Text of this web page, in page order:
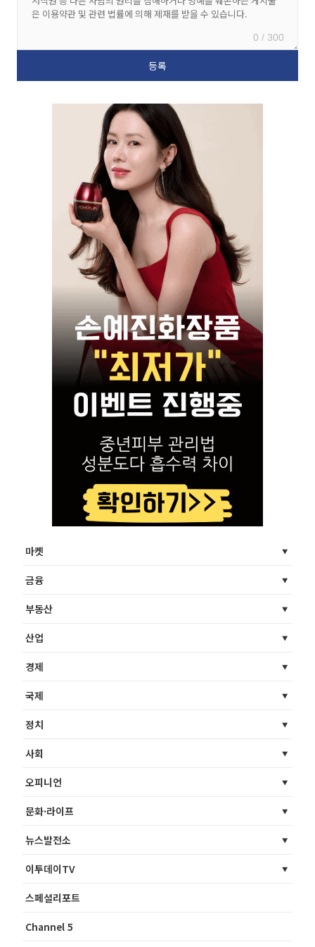
0 / 300
마켓
금융
부동산
산업
경제
국제
정치
사회
오피니언
문화·라이프
뉴스발전소
이투데이TV
스페셜리포트
Channel 5